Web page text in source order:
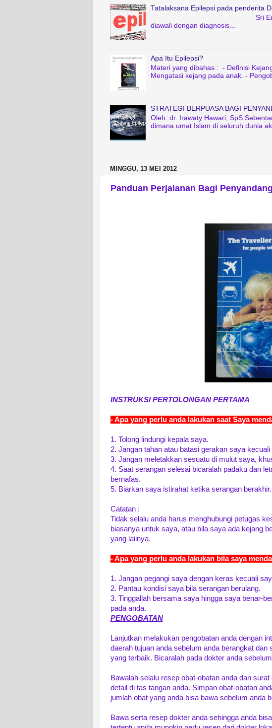
Tatalaksana Epilepsi pada penderita
Sri Erni Istiawati *
diawali dengan diagnosis...
Apa Itu Epilepsi?
Materi yang dibahas : - Definisi
Mengatasi kejang pada anak. -
STRATEGI BERPUASA BAGI
Oleh: dr. Irawaty Hawari, SpS
dimana umat Islam di seluruh dunia
MINGGU, 13 MEI 2012
Panduan Perjalanan Bagi
INSTRUKSI PERTOLONGAN PERTAMA
- Apa yang perlu anda lakukan saat Saya
1. Tolong lindungi kepala saya.
2. Jangan tahan atau batasi gerakan saya
3. Jangan meletakkan sesuatu di mulut saya,
4. Saat serangan selesai bicaralah padaku dan
bernafas.
5. Biarkan saya istirahat ketika serangan berakhir.
Catatan :
Tidak selalu anda harus menghubungi petugas
biasanya untuk saya, atau bila saya ada kejang
yang laiinya.
- Apa yang perlu anda lakukan bila saya
1. Jangan pegangi saya dengan keras kecuali
2. Pantau kondisi saya bila serangan berulang.
3. Tinggallah bersama saya hingga saya benar-
pada anda.
PENGOBATAN
Lanjutkan melakukan pengobatan anda dengan
daerah tujuan anda sebelum anda berangkat
yang terbaik. Bicaralah pada dokter anda
Bawalah selalu resep obat-obatan anda dan
detail di tas tangan anda. Simpan obat-obatan
jumlah obat yang anda bisa bawa sebelum anda
Bawa serta resep dokter anda sehingga anda